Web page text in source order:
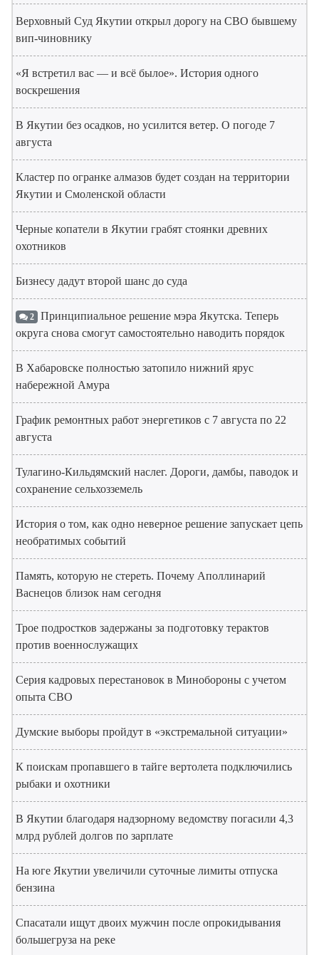
Верховный Суд Якутии открыл дорогу на СВО бывшему
вип-чиновнику
«Я встретил вас — и всё былое». История одного
воскрешения
В Якутии без осадков, но усилится ветер. О погоде 7
августа
Кластер по огранке алмазов будет создан на территории
Якутии и Смоленской области
Черные копатели в Якутии грабят стоянки древних
охотников
Бизнесу дадут второй шанс до суда
2 Принципиальное решение мэра Якутска. Теперь
округа снова смогут самостоятельно наводить порядок
В Хабаровске полностью затопило нижний ярус
набережной Амура
График ремонтных работ энергетиков с 7 августа по 22
августа
Тулагино-Кильдямский наслег. Дороги, дамбы, паводок и
сохранение сельхозземель
История о том, как одно неверное решение запускает цепь
необратимых событий
Память, которую не стереть. Почему Аполлинарий
Васнецов близок нам сегодня
Трое подростков задержаны за подготовку терактов
против военнослужащих
Серия кадровых перестановок в Минобороны с учетом
опыта СВО
Думские выборы пройдут в «экстремальной ситуации»
К поискам пропавшего в тайге вертолета подключились
рыбаки и охотники
В Якутии благодаря надзорному ведомству погасили 4,3
млрд рублей долгов по зарплате
На юге Якутии увеличили суточные лимиты отпуска
бензина
Спасатали ищут двоих мужчин после опрокидывания
большегруза на реке